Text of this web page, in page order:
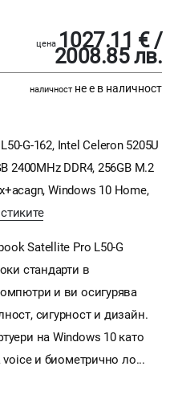
цена 1027.11 € /
2008.85 лв.
наличност не е в наличност
G-162, Intel Celeron 5205U
2400MHz DDR4, 256GB M.2
Windows 10 Home,
Satellite Pro L50-G
стандарти в
и ви осигурява
сигурност и дизайн.
на Windows 10 като
voice и биометрично ло...